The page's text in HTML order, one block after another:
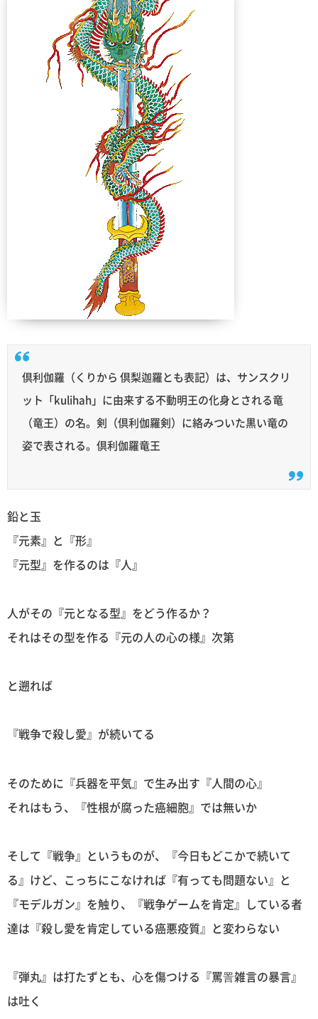
倶利伽羅（くりから 倶梨迦羅とも表記）は、サンスクリ
ット「kulihah」に由来する不動明王の化身とされる竜
（竜王）の名。剣（倶利伽羅剣）に絡みついた黒い竜の
姿で表される。倶利伽羅竜王
鉛と玉
『元素』と『形』
『元型』を作るのは『人』
人がその『元となる型』をどう作るか？
それはその型を作る『元の人の心の様』次第
と遡れば
『戦争で殺し愛』が続いてる
そのために『兵器を平気』で生み出す『人間の心』
それはもう、『性根が腐った癌細胞』では無いか
そして『戦争』というものが、『今日もどこかで続いて
る』けど、こっちにこなければ『有っても問題ない』と
『モデルガン』を触り、『戦争ゲームを肯定』している者
達は『殺し愛を肯定している癌悪疫質』と変わらない
『弾丸』は打たずとも、心を傷つける『罵詈雑言の暴言』
は吐く